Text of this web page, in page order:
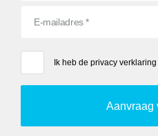
Ik heb de privacy verklaring